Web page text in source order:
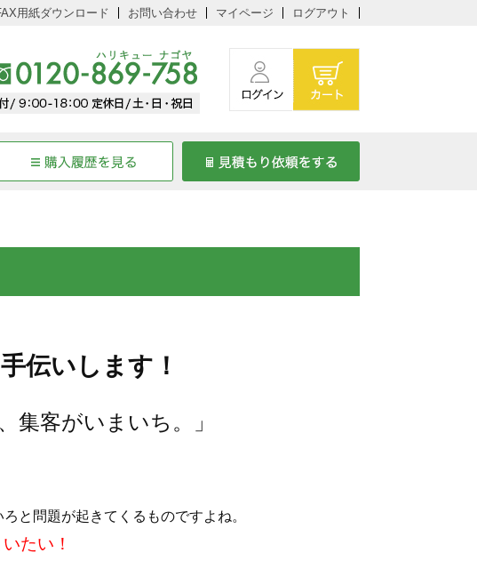
用紙ダウンロード お問い合わせ マイページ ログアウト
伝いします！
集客がいまいち。」
と問題が起きてくるものですよね。
たい！